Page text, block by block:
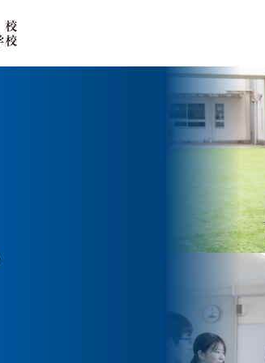
泉ヶ丘校のめざす教育